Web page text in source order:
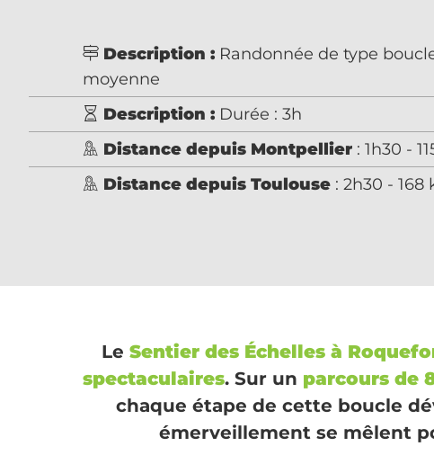
Description : Randonnée de type
moyenne
Description : Durée : 3h
Distance depuis Montpellier : 1h30 -
Distance depuis Toulouse : 2h30 - 168
Le Sentier des Échelles à
spectaculaires. Sur un parcours de
chaque étape de cette boucle
émerveillement se mêlent